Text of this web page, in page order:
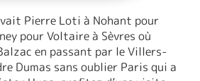
Pierre Loti à Nohant pour
pour Voltaire à Sèvres où
en passant par le Villers-
Dumas sans oublier Paris qui a